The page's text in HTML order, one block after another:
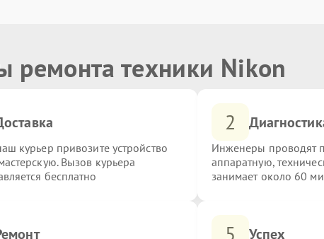
ремонта техники Nikon
курьер привозите устройство
Вызов курьера
бесплатно
2
Инженеры проводят
аппаратную,
занимает около 60
5 Успех